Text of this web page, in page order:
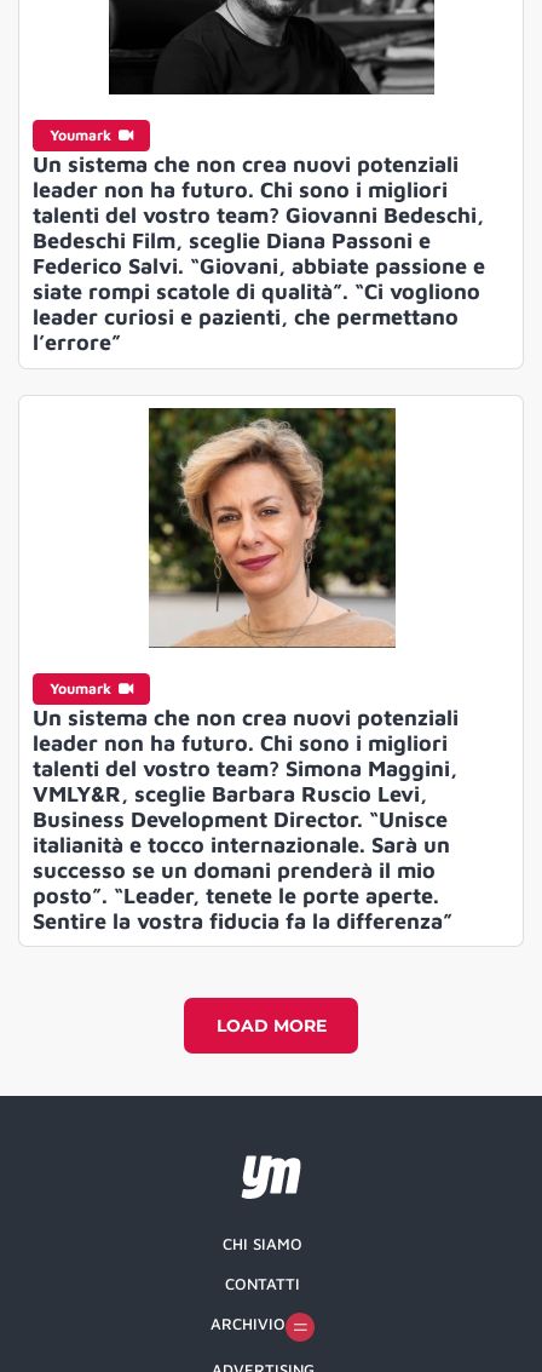
Youmark
Un sistema che non crea nuovi potenziali
leader non ha futuro. Chi sono i migliori
talenti del vostro team? Giovanni Bedeschi,
Bedeschi Film, sceglie Diana Passoni e
Federico Salvi. “Giovani, abbiate passione e
siate rompi scatole di qualità”. “Ci vogliono
leader curiosi e pazienti, che permettano
l’errore”
Youmark
Un sistema che non crea nuovi potenziali
leader non ha futuro. Chi sono i migliori
talenti del vostro team? Simona Maggini,
VMLY&R, sceglie Barbara Ruscio Levi,
Business Development Director. “Unisce
italianità e tocco internazionale. Sarà un
successo se un domani prenderà il mio
posto”. “Leader, tenete le porte aperte.
Sentire la vostra fiducia fa la differenza”
LOAD MORE
CHI SIAMO
CONTATTI
ARCHIVIO